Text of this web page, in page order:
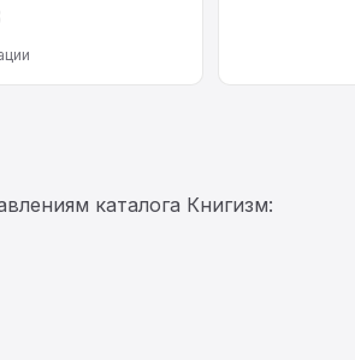
каталога Книгизм: